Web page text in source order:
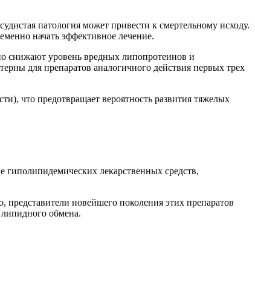
патология может привести к смертельному исходу.
начать эффективное лечение.
снижают уровень вредных липопротеинов и
для препаратов аналогичного действия первых трех
что предотвращает вероятность развития тяжелых
лекарственных средств,
новейшего поколения этих препаратов
обмена.